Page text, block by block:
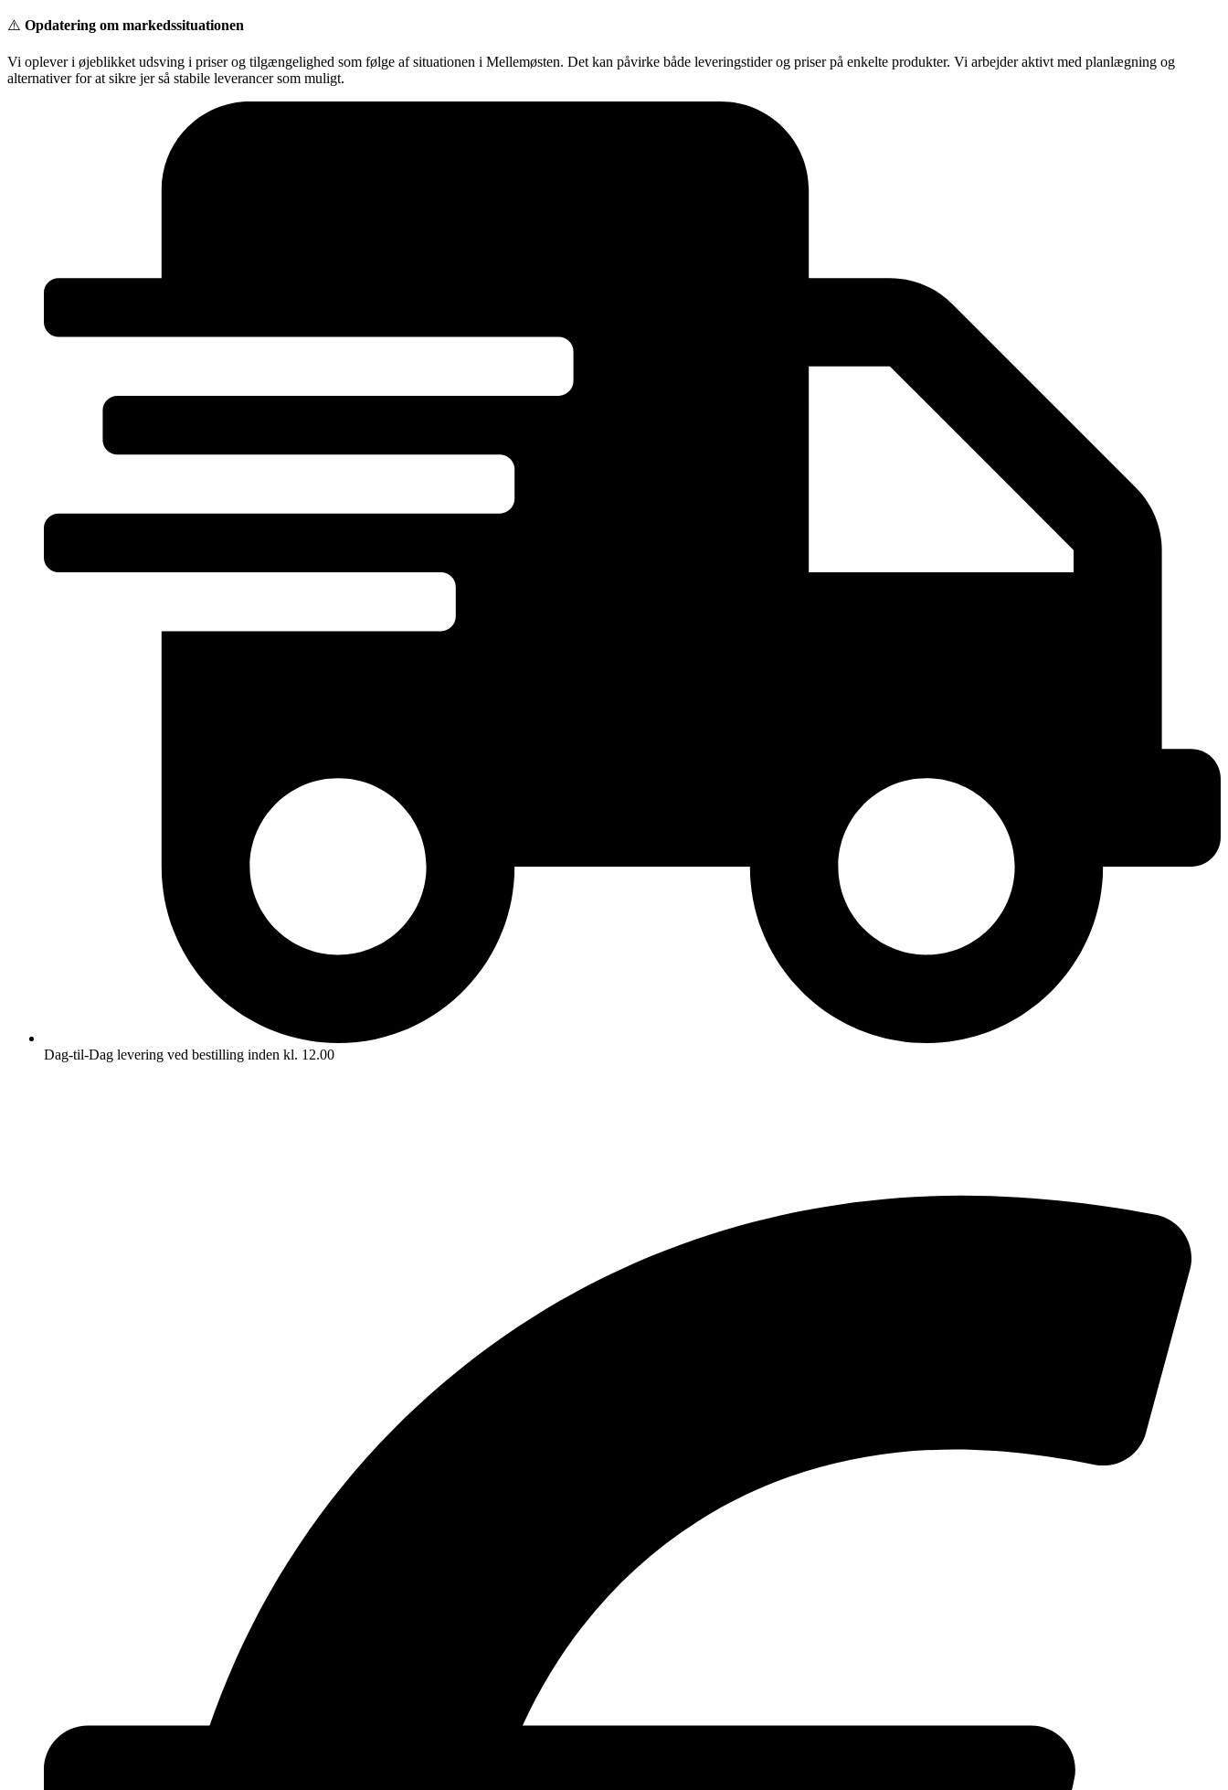
Videre
indhold
⚠️ Opdatering om markedssituationen
Vi oplever i øjeblikket udsving i priser og tilgængelighed som følge af situationen i Mellemøsten. Det kan påvirke både leveringstider og priser på enkelte produkter. Vi arbejder aktivt med planlægning og
alternativer for at sikre jer så stabile leverancer som muligt.
Dag-til-Dag levering ved bestilling inden kl. 12.00